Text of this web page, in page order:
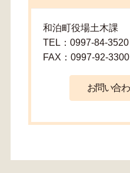
和泊町役場土木課
TEL：0997-84-3520
FAX：0997-92-3300